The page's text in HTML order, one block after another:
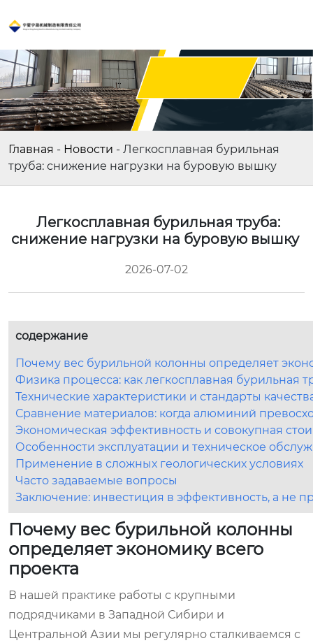
Главная - Новости - Легкосплавная бурильная
труба: снижение нагрузки на буровую вышку
Легкосплавная бурильная труба:
снижение нагрузки на буровую вышку
2026-07-02
содержание
Почему вес бурильной колонны определяет
Физика процесса: как легкосплавная бурильная
Технические характеристики и стандарты
Сравнение материалов: когда алюминий
Экономическая эффективность и совокупная
Особенности эксплуатации и техническое
Применение в сложных геологических условиях
Часто задаваемые вопросы
Заключение: инвестиция в эффективность, а не
Почему вес бурильной колонны
определяет экономику всего
проекта
В нашей практике работы с крупными
подрядчиками в Западной Сибири и
Центральной Азии мы регулярно сталкиваемся с